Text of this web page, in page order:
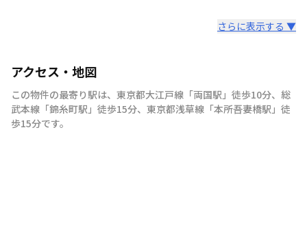
さらに表示する ▼
アクセス・地図
この物件の最寄り駅は、 東京都大江戸線 「両国駅 」 徒歩10分、 総
武本線 「錦糸町駅 」 徒歩15分、 東京都浅草線 「本所吾妻橋駅 」 徒
歩15分です。